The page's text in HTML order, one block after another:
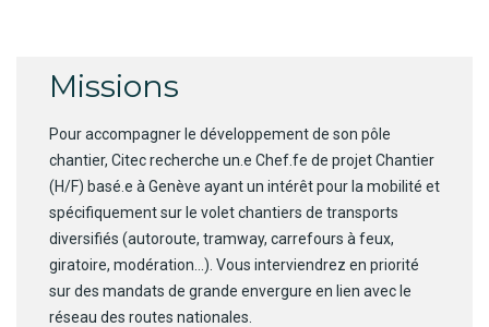
Missions
Pour accompagner le développement de son pôle
chantier, Citec recherche un.e Chef.fe de projet Chantier
(H/F) basé.e à Genève ayant un intérêt pour la mobilité et
spécifiquement sur le volet chantiers de transports
diversifiés (autoroute, tramway, carrefours à feux,
giratoire, modération…). Vous interviendrez en priorité
sur des mandats de grande envergure en lien avec le
réseau des routes nationales.